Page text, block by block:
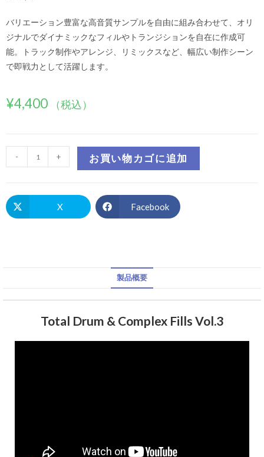
バリエーション豊富な高音質サンプルを自由に組み合わせて、オリ
ジナルでダイナミックなフィルやトランジションを自在に作成可
能。トラック制作やアレンジ、リミックスなど、幅広い制作シーン
で即戦力として活躍します。
¥4,400 （税込）
- + お買い物カゴに追加
X Facebook
製品概要
Total Drum & Complex Fills Vol.3